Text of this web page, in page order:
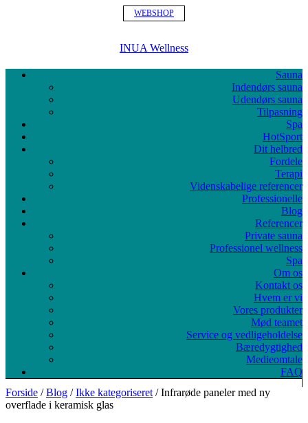
WEBSHOP
INUA Wellness
Sauna
Indendørs sauna
Udendørs sauna
Tilpasning
Spa
HotSport
Dit helbred
Fordele
Terapi
Videnskabelige referencer
Professionelle
Blog
Referencer
Private sauna
Professionel wellness
Spa
Om os
Kontakt os
Hvem er vi
Vores produkter
Mød teamet
Service og vedligeholdelse
Bæredygtighed
Medieomtale
FAQ
Forside /Blog /Ikke kategoriseret / Infrarøde paneler med ny
overflade i keramisk glas